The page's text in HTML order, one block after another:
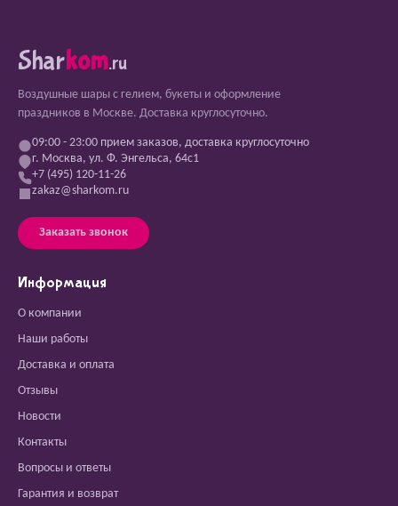
Sharkom.ru
Воздушные шары с гелием, букеты и оформление
праздников в Москве. Доставка круглосуточно.
09:00 - 23:00 прием заказов, доставка круглосуточно
г. Москва, ул. Ф. Энгельса, 64с1
+7 (495) 120-11-26
zakaz@sharkom.ru
Заказать звонок
Информация
О компании
Наши работы
Доставка и оплата
Отзывы
Новости
Контакты
Вопросы и ответы
Гарантия и возврат